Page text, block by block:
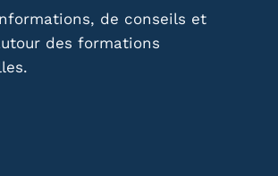
de conseils et
des formations